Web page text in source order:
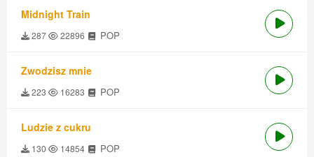
Midnight Train
287 22896 POP
Zwodzisz mnie
223 16283 POP
Ludzie z cukru
130 14854 POP